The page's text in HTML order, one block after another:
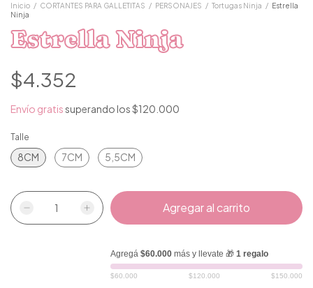
Inicio / CORTANTES PARA GALLETITAS / PERSONAJES / Tortugas Ninja / Estrella
Ninja
Estrella Ninja
$4.352
Envío gratissuperando los$120.000
Talle
8CM 7CM 5,5CM
Agregá $60.000más y llevate 🎁 1 regalo
$60.000 $120.000 $150.000